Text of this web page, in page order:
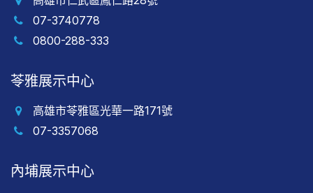
07-3740778
0800-288-333
苓雅展示中心
高雄市苓雅區光華一路171號
07-3357068
內埔展示中心